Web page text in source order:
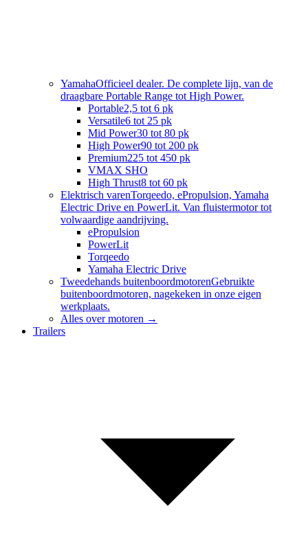
YamahaOfficieel dealer. De complete lijn, van de
draagbare Portable Range tot High Power.
Portable2,5 tot 6 pk
Versatile6 tot 25 pk
Mid Power30 tot 80 pk
High Power90 tot 200 pk
Premium225 tot 450 pk
VMAX SHO
High Thrust8 tot 60 pk
Elektrisch varenTorqeedo, ePropulsion, Yamaha
Electric Drive en PowerLit. Van fluistermotor tot
volwaardige aandrijving.
ePropulsion
PowerLit
Torqeedo
Yamaha Electric Drive
Tweedehands buitenboordmotorenGebruikte
buitenboordmotoren, nagekeken in onze eigen
werkplaats.
Alles overmotoren →
Trailers